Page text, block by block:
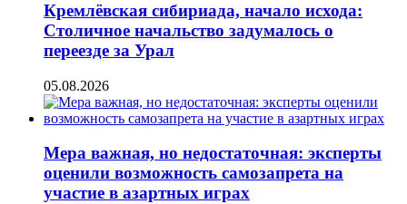
Кремлёвская сибириада, начало исхода:
Столичное начальство задумалось о
переезде за Урал
05.08.2026
Мера важная, но недостаточная: эксперты
оценили возможность самозапрета на
участие в азартных играх